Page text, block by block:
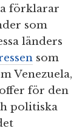
förklarar
som
länders
som
Venezuela,
för den
politiska